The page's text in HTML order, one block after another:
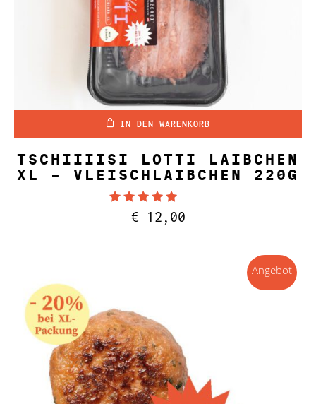
IN DEN WARENKORB
TSCHIIIISI LOTTI LAIBCHEN
XL – VLEISCHLAIBCHEN 220G
Bewertet mit
4.86
€ 12,00
Angebot